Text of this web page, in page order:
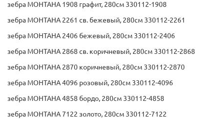
зебра МОНТАНА 1908 графит, 280см 330112-1908
зебра МОНТАНА 2261 св. бежевый, 280см 330112-2261
зебра МОНТАНА 2406 бежевый, 280см 330112-2406
зебра МОНТАНА 2868 св. коричневый, 280см 330112-2868
зебра МОНТАНА 2870 коричневый, 280см 330112-2870
зебра МОНТАНА 4096 розовый, 280см 330112-4096
зебра МОНТАНА 4858 бордо, 280см 330112-4858
зебра МОНТАНА 7122 золото, 280см 330112-7122